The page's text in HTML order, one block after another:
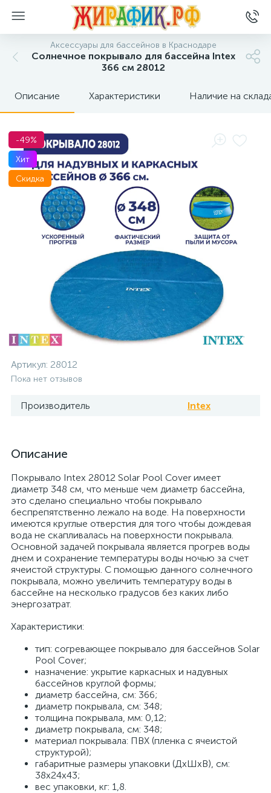
Аксессуары для бассейнов в Краснодаре
Солнечное покрывало для бассейна Intex
366 см 28012
Описание Характеристики Наличие на
-49%
Хит
Скидка
Артикул: 28012
Пока нет отзывов
Производитель Intex
Описание
Покрывало Intex 28012 Solar Pool Cover имеет
диаметр 348 см, что меньше чем диаметр бассейна,
это сделано специально чтобы покрывало
беспрепятственно лежало на воде. На поверхности
имеются круглые отверстия для того чтобы дождевая
вода не скапливалась на поверхности покрывала.
Основной задачей покрывала является прогрев воды
днем и сохранение температуры воды ночью за счет
ячеистой структуры. С помощью данного солнечного
покрывала, можно увеличить температуру воды в
бассейне на несколько градусов без каких либо
энергозатрат.
Характеристики:
тип: согревающее покрывало для бассейнов Solar
Pool Cover;
назначение: укрытие каркасных и надувных
бассейнов круглой формы;
диаметр бассейна, см: 366;
диаметр покрывала, см: 348;
толщина покрывала, мм: 0,12;
диаметр покрывала, см: 348;
материал покрывала: ПВХ (пленка с ячеистой
структурой);
габаритные размеры упаковки (ДхШхВ), см:
38х24х43;
вес упаковки, кг: 1,8.